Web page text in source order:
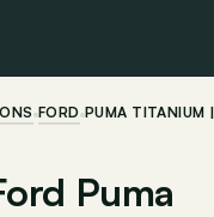
FORD PUMA TITANIUM
Puma